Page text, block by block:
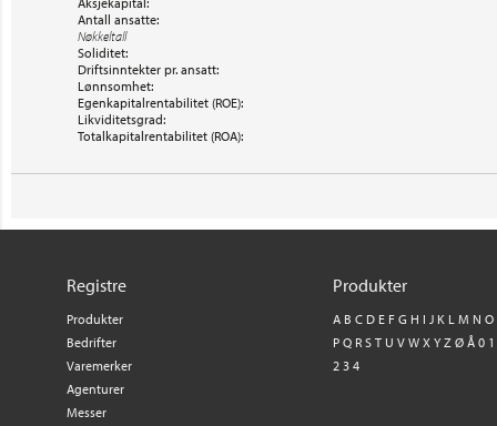
Antall ansatte:
Nøkkeltall
Soliditet:
Driftsinntekter pr. ansatt:
Lønnsomhet:
Egenkapitalrentabilitet (ROE):
Likviditetsgrad:
Totalkapitalrentabilitet (ROA):
Registre
Produkter
Bedrifter
Varemerker
Agenturer
Messer
Produkter
A B C D E F G H I J K L M N O
P Q R S T U V W X Y Z Ø Å 0 1
2 3 4